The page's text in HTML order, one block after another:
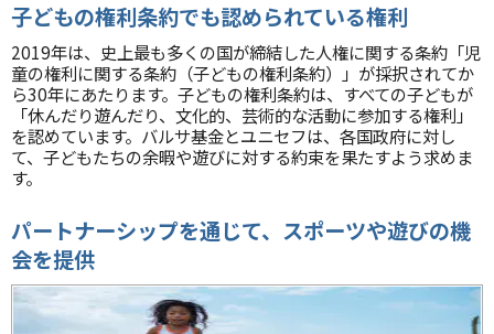
子どもの権利条約でも認められている権利
2019年は、史上最も多くの国が締結した人権に関する条約「児
童の権利に関する条約（子どもの権利条約）」が採択されてか
ら30年にあたります。子どもの権利条約は、すべての子どもが
「休んだり遊んだり、文化的、芸術的な活動に参加する権利」
を認めています。バルサ基金とユニセフは、各国政府に対し
て、子どもたちの余暇や遊びに対する約束を果たすよう求めま
す。
パートナーシップを通じて、スポーツや遊びの機
会を提供